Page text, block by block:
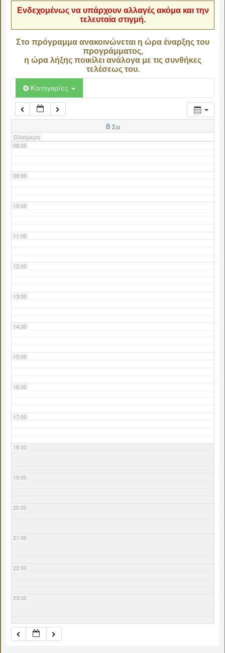
Ενδεχομένως να υπάρχουν αλλαγές ακόμα και την
τελευταία στιγμή.
Στο πρόγραμμα ανακοινώνεται η ώρα έναρξης του
προγράμματος,
η ώρα λήξης ποικίλει ανάλογα με τις συνθήκες
τελέσεως του.
Κατηγορίες
8 Σα
Ολοήμερη
06:00
07:00
08:00
09:00
10:00
11:00
12:00
13:00
14:00
15:00
16:00
17:00
18:00
19:00
20:00
21:00
22:00
23:00